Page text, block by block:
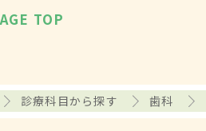
TOP
診療科目から探す 歯科